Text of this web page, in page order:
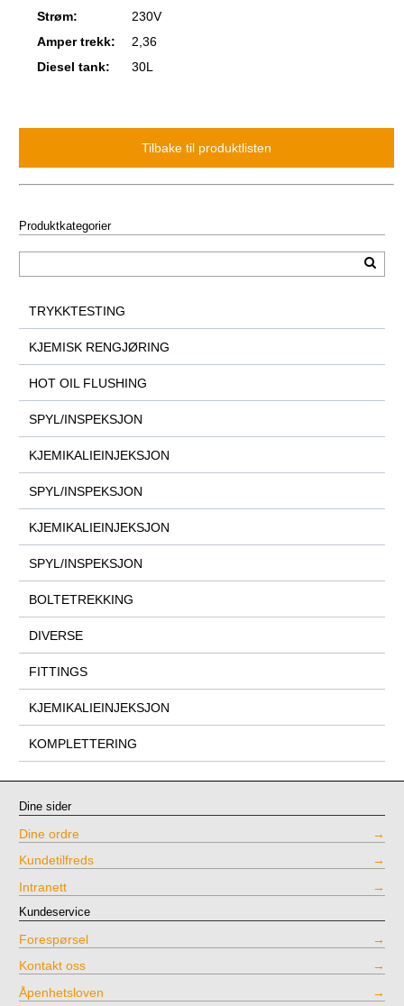
Strøm:
230V
Amper trekk:
2,36
Diesel tank:
30L
Produktkategorier
TRYKKTESTING
KJEMISK RENGJØRING
HOT OIL FLUSHING
SPYL/INSPEKSJON
KJEMIKALIEINJEKSJON
SPYL/INSPEKSJON
KJEMIKALIEINJEKSJON
SPYL/INSPEKSJON
BOLTETREKKING
DIVERSE
FITTINGS
KJEMIKALIEINJEKSJON
KOMPLETTERING
Dine sider
Dine ordre
Kundetilfreds
Intranett
Kundeservice
Forespørsel
Kontakt oss
Åpenhetsloven